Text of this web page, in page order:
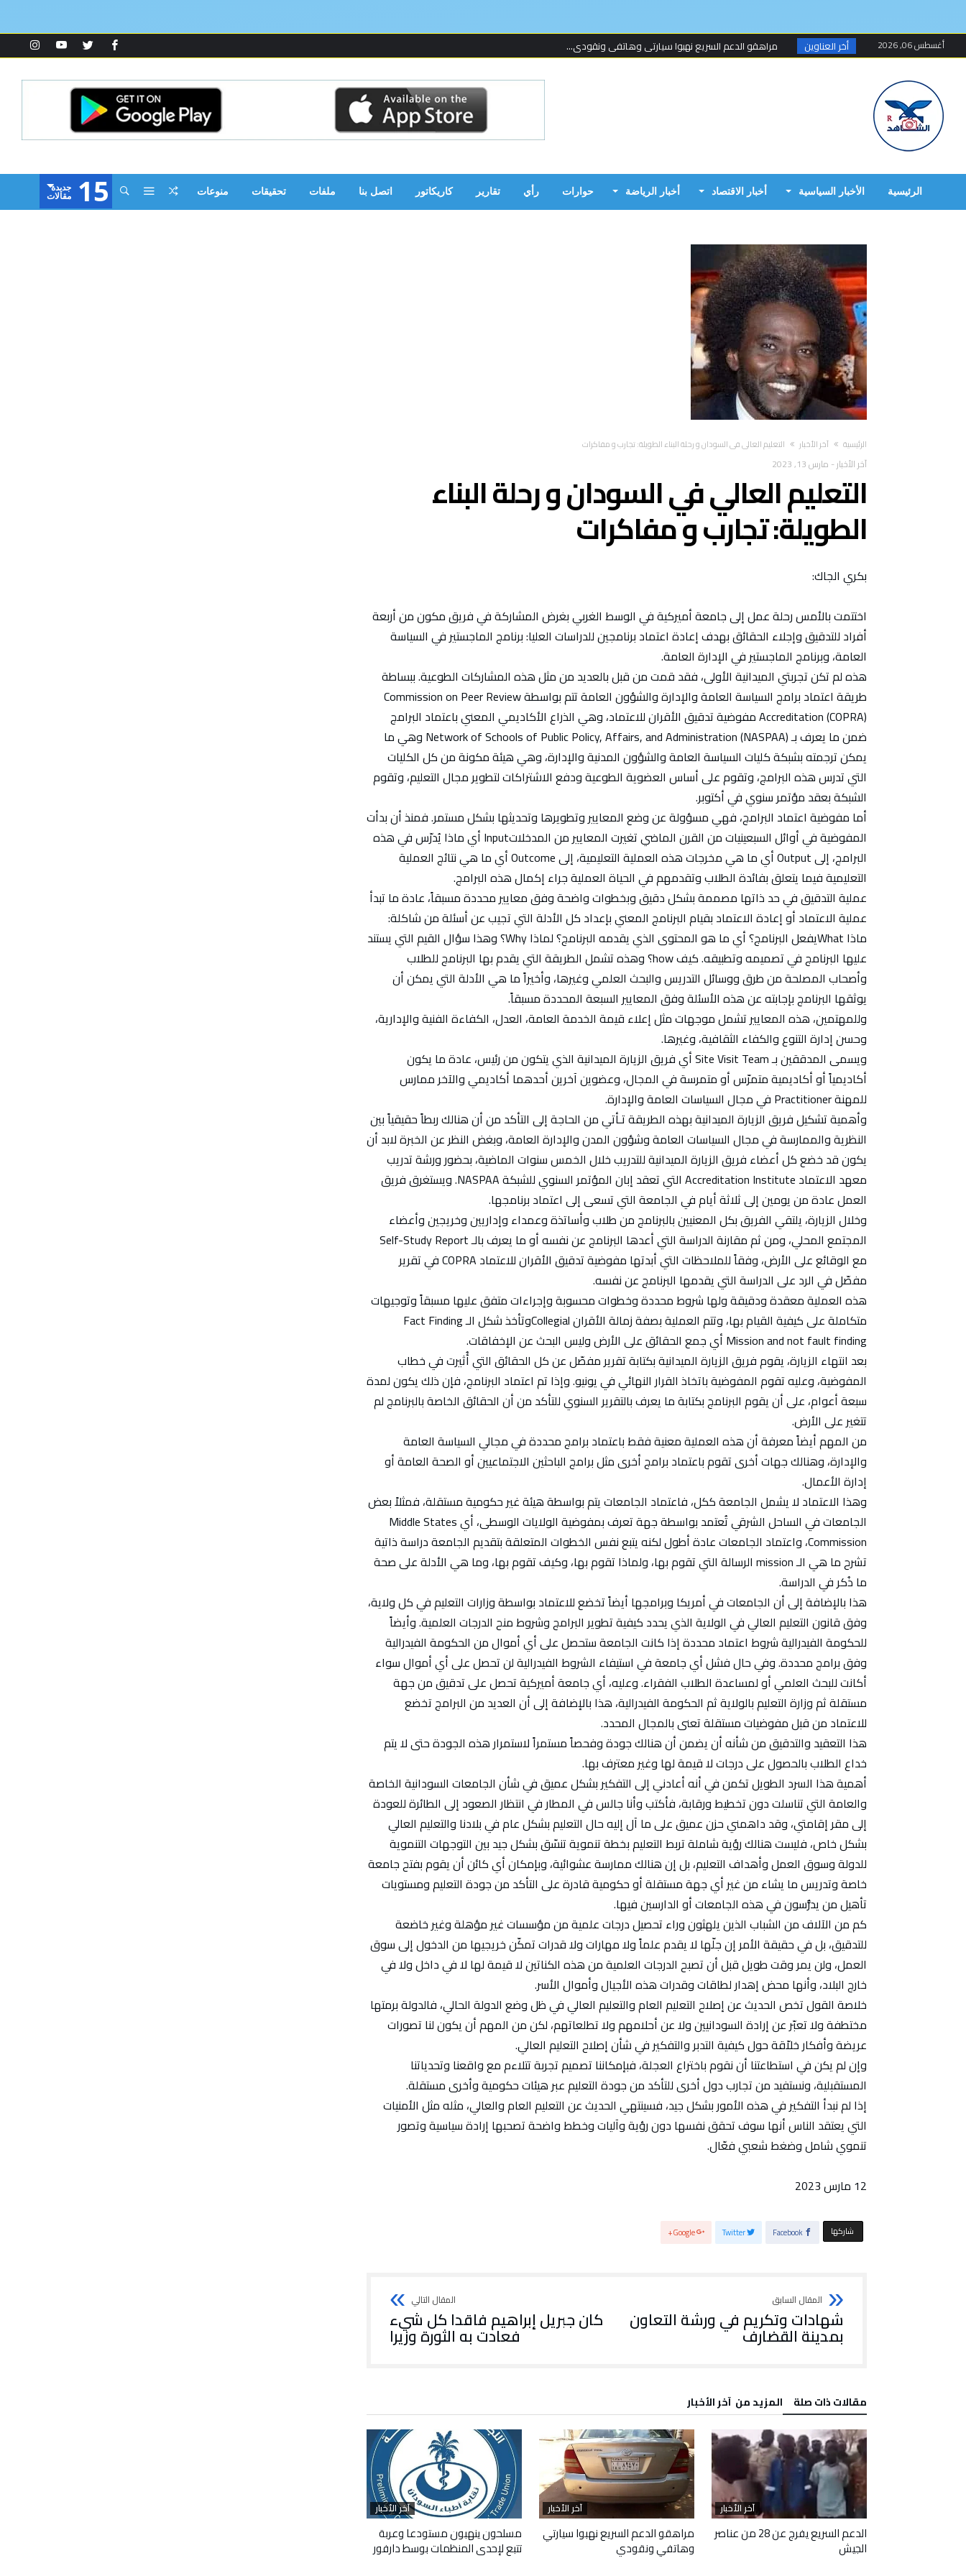
أغسطس 06, 2026 أخر العناوين
مسلحون ينهبون مستودعا وعربة تتبع لإحدى المنظما...
الرئيسية الأخبار السياسية أخبار الاقتصاد أخبار الرياضة حوارات رأي تقارير كاريكاتور اتصل بنا ملفات تحقيقات منوعات 15 ‫جديدة‬
‫مقالات‬
‫الرئيسية‬ آخر الأخبار التعليم العالي في السودان و رحلة البناء الطويلة: تجارب و مفاكرات
آخر الأخبار- مارس 13, 2023
التعليم العالي في السودان و رحلة البناء
الطويلة: تجارب و مفاكرات
بكري الجاك:
اختتمت بالأمس رحلة عمل إلى جامعة أميركية في الوسط الغربي بغرض المشاركة في فريق مكون من أربعة
أفراد للتدقيق وإجلاء الحقائق بهدف إعادة اعتماد برنامجين للدراسات العليا: برنامج الماجستير في السياسة
العامة، وبرنامج الماجستير في الإدارة العامة.
هذه لم تكن تجربتي الميدانية الأولى، فقد قمت من قبل بالعديد من مثل هذه المشاركات الطوعية. ببساطة
طريقة اعتماد برامج السياسة العامة والإدارة والشؤون العامة تتم بواسطة Commission on Peer Review
Accreditation (COPRA) مفوضية تدقيق الأقران للاعتماد، وهي الذراع الأكاديمي المعني باعتماد البرامج
ضمن ما يعرف بـ Network of Schools of Public Policy, Affairs, and Administration (NASPAA) وهي ما
يمكن ترجمته بشبكة كليات السياسة العامة والشؤون المدنية والإدارة، وهي هيئة مكونة من كل الكليات
التي تدرس هذه البرامج، وتقوم على أساس العضوية الطوعية ودفع الاشتراكات لتطوير مجال التعليم، وتقوم
الشبكة بعقد مؤتمر سنوي في أكتوبر.
أما مفوضية اعتماد البرامج، فهي مسؤولة عن وضع المعايير وتطويرها وتحديثها بشكل مستمر. فمنذ أن بدأت
المفوضية في أوائل السبعينيات من القرن الماضي تغيرت المعايير من المدخلاتInput أي ماذا يُدرّس في هذه
البرامج، إلى Output أي ما هي مخرجات هذه العملية التعليمية، إلى Outcome أي ما هي نتائج العملية
التعليمية فيما يتعلق بفائدة الطلاب وتقدمهم في الحياة العملية جراء إكمال هذه البرامج.
عملية التدقيق في حد ذاتها مصممة بشكل دقيق وبخطوات واضحة وفق معايير محددة مسبقاً، عادة ما تبدأ
عملية الاعتماد أو إعادة الاعتماد بقيام البرنامج المعني بإعداد كل الأدلة التي تجيب عن أسئلة من شاكلة:
ماذا Whatيفعل البرنامج؟ أي ما هو المحتوى الذي يقدمه البرنامج؟ لماذا Why؟ وهذا سؤال القيم التي يستند
عليها البرنامج في تصميمه وتطبيقه. كيف how؟ وهذه تشمل الطريقة التي يقدم بها البرنامج للطلاب
وأصحاب المصلحة من طرق ووسائل التدريس والبحث العلمي وغيرها، وأخيراً ما هي الأدلة التي يمكن أن
يوثقها البرنامج بإجابته عن هذه الأسئلة وفق المعايير السبعة المحددة مسبقاً.
وللمهتمين، هذه المعايير تشمل موجهات مثل إعلاء قيمة الخدمة العامة، العدل، الكفاءة الفنية والإدارية،
وحسن إدارة التنوع والكفاء الثقافية، وغيرها.
ويسمى المدققين بـ Site Visit Team أي فريق الزيارة الميدانية الذي يتكون من رئيس، عادة ما يكون
أكاديمياً أو أكاديمية متمرّس أو متمرسة في المجال، وعضوين آخرين أحدهما أكاديمي والآخر ممارس
للمهنة Practitioner في مجال السياسات العامة والإدارة.
وأهمية تشكيل فريق الزيارة الميدانية بهذه الطريقة تـأتي من الحاجة إلى التأكد من أن هنالك ربطاً حقيقياً بين
النظرية والممارسة في مجال السياسات العامة وشؤون المدن والإدارة العامة، وبغض النظر عن الخبرة لابد أن
يكون قد خضع كل أعضاء فريق الزيارة الميدانية للتدريب خلال الخمس سنوات الماضية، بحضور ورشة تدريب
معهد الاعتماد Accreditation Institute التي تعقد إبان المؤتمر السنوي للشبكة NASPAA. ويستغرق فريق
العمل عادة من يومين إلى ثلاثة أيام في الجامعة التي تسعى إلى اعتماد برنامجها.
وخلال الزيارة، يلتقي الفريق بكل المعنيين بالبرنامج من طلاب وأساتذة وعمداء وإداريين وخريجين وأعضاء
المجتمع المحلي، ومن ثم مقارنة الدراسة التي أعدها البرنامج عن نفسه أو ما يعرف بالـ Self-Study Report
مع الوقائع على الأرض، وفقاً للملاحظات التي أبدتها مفوضية تدقيق الأقران للاعتماد COPRA في تقرير
مفصّل في الرد على الدراسة التي يقدمها البرنامج عن نفسه.
هذه العملية معقدة ودقيقة ولها شروط محددة وخطوات محسوبة وإجراءات متفق عليها مسبقاً وتوجيهات
متكاملة على كيفية القيام بها، وتتم العملية بصفة زمالة الأقران Collegialوتأخذ شكل الـ Fact Finding
Mission and not fault finding أي جمع الحقائق على الأرض وليس البحث عن الإخفاقات.
بعد انتهاء الزيارة، يقوم فريق الزيارة الميدانية بكتابة تقرير مفصّل عن كل الحقائق التي أُثيرت في خطاب
المفوضية، وعليه تقوم المفوضية باتخاذ القرار النهائي في يونيو. وإذا تم اعتماد البرنامج، فإن ذلك يكون لمدة
سبعة أعوام، على أن يقوم البرنامج بكتابة ما يعرف بالتقرير السنوي للتأكد من أن الحقائق الخاصة بالبرنامج لم
تتغير على الأرض.
من المهم أيضاً معرفة أن هذه العملية معنية فقط باعتماد برامج محددة في مجالي السياسة العامة
والإدارة، وهنالك جهات أخرى تقوم باعتماد برامج أخرى مثل برامج الباحثين الاجتماعيين أو الصحة العامة أو
إدارة الأعمال.
وهذا الاعتماد لا يشمل الجامعة ككل، فاعتماد الجامعات يتم بواسطة هيئة غير حكومية مستقلة، فمثلاً بعض
الجامعات في الساحل الشرقي تُعتمد بواسطة جهة تعرف بمفوضية الولايات الوسطى، أي Middle States
Commission، واعتماد الجامعات عادة أطول لكنه يتبع نفس الخطوات المتعلقة بتقديم الجامعة دراسة ذاتية
تشرح ما هي الـ mission الرسالة التي تقوم بها، ولماذا تقوم بها، وكيف تقوم بها، وما هي الأدلة على صحة
ما ذُكر في الدراسة.
هذا بالإضافة إلى أن الجامعات في أمريكا وبرامجها أيضاً تخضع للاعتماد بواسطة وزارات التعليم في كل ولاية،
وفق قانون التعليم العالي في الولاية الذي يحدد كيفية تطوير البرامج وشروط منح الدرجات العلمية. وأيضاً
للحكومة الفيدرالية شروط اعتماد محددة إذا كانت الجامعة ستحصل على أي أموال من الحكومة الفيدرالية
وفق برامج محددة. وفي حال فشل أي جامعة في استيفاء الشروط الفيدرالية لن تحصل على أي أموال سواء
أكانت للبحث العلمي أو لمساعدة الطلاب الفقراء. وعليه، أي جامعة أميركية تحصل على تدقيق من جهة
مستقلة ثم وزارة التعليم بالولاية ثم الحكومة الفيدرالية، هذا بالإضافة إلى أن العديد من البرامج تخضع
للاعتماد من قبل مفوضيات مستقلة تعنى بالمجال المحدد.
هذا التعقيد والتدقيق من شأنه أن يضمن أن هنالك جودة وفحصاً مستمراً لاستمرار هذه الجودة حتى لا يتم
خداع الطلاب بالحصول على درجات لا قيمة لها وغير معترف بها.
أهمية هذا السرد الطويل تكمن في أنه أعادني إلى التفكير بشكل عميق في شأن الجامعات السودانية الخاصة
والعامة التي تناسلت دون تخطيط ورقابة، فأكتب وأنا جالس في المطار في انتظار الصعود إلى الطائرة للعودة
إلى مقر إقامتي، وقد داهمني حزن عميق على ما آل إليه حال التعليم بشكل عام في بلادنا والتعليم العالي
بشكل خاص، فليست هنالك رؤية شاملة تربط التعليم بخطة تنموية تنسّق بشكل جيد بين التوجهات التنموية
للدولة وسوق العمل وأهداف التعليم، بل إن هنالك ممارسة عشوائية، وبإمكان أي كائن أن يقوم بفتح جامعة
خاصة وتدريس ما يشاء من غير أي جهة مستقلة أو حكومية قادرة على التأكد من جودة التعليم ومستويات
تأهيل من يدرُّسون في هذه الجامعات أو الدارسين فيها.
كم من الآلاف من الشباب الذين يلهثون وراء تحصيل درجات علمية من مؤسسات غير مؤهلة وغير خاضعة
للتدقيق، بل في حقيقة الأمر إن جلّها لا يقدم علماً ولا مهارات ولا قدرات تمكّن خريجيها من الدخول إلى سوق
العمل، ولن يمر وقت طويل قبل أن تصبح الدرجات العلمية من هذه الكناتين لا قيمة لها لا في داخل ولا في
خارج البلاد، وأنها محض إهدار لطاقات وقدرات هذه الأجيال وأموال الأسر.
خلاصة القول تخص الحديث عن إصلاح التعليم العام والتعليم العالي في ظل وضع الدولة الحالي، فالدولة برمتها
مختطفة ولا تعبّر عن إرادة السودانيين ولا عن أحلامهم ولا تطلعاتهم، لكن من المهم أن يكون لنا تصورات
عريضة وأفكار خلاّقة حول كيفية التدبر والتفكير في شأن إصلاح التعليم العالي.
وإن لم يكن في استطاعتنا أن نقوم باختراع العجلة، فبإمكاننا تصميم تجربة تتلاءم مع واقعنا وتحدياتنا
المستقبلية، ونستفيد من تجارب دول أخرى للتأكد من جودة التعليم عبر هيئات حكومية وأخرى مستقلة.
إذا لم نبدأ التفكير في هذه الأمور بشكل جيد، فسينتهي الحديث عن التعليم العام والعالي، مثله مثل الأمنيات
التي يعتقد الناس أنها سوف تحقق نفسها دون رؤية وآليات وخطط واضحة تصحبها إرادة سياسية وتصور
تنموي شامل وضغط شعبي فعّال.
12 مارس 2023
‫‫ شاركها‬ Facebook
Twitter
Google+
شهادات وتكريم في ورشة التعاون
بمدينة القضارف
كان جبريل إبراهيم فاقدا كل شيء
فعادت به الثورة وزيرا
‫مقالات ذات صلة‬ ‫المزيد من ‬ آخر الأخبار
آخر الأخبار
الدعم السريع يفرج عن 28 من عناصر
الجيش
آخر الأخبار
مراهقو الدعم السريع نهبوا سيارتي
وهاتفي ونقودي
آخر الأخبار
مسلحون ينهبون مستودعا وعربة
تتبع لإحدى المنظمات بوسط دارفور